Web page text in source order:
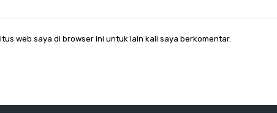
web saya di browser ini untuk lain kali saya berkomentar.